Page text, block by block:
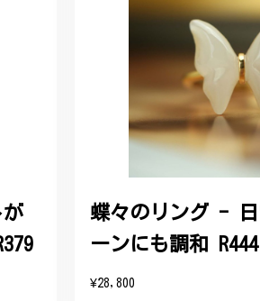
対応していただき、ありがとうございまし
！高級感あるスタイリッシュなデザイン
含まれており、こちらからの質問にも速
ューをいただき、誠にありがとうございま
いましたらいつでもお気軽にご連絡くださ
蝶々のリング - 日
ーンにも調和 R444
¥28,800